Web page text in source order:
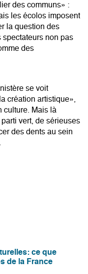
des communs» :
les écolos imposent
la question des
spectateurs non pas
des
se voit
création artistique»,
culture. Mais là
vert, de sérieuses
des dents au sein
ce que
de la France